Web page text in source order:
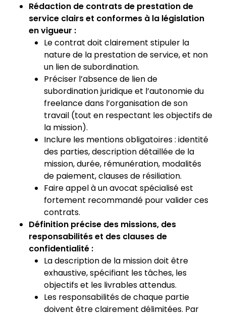
Rédaction de contrats de prestation de
service clairs et conformes à la législation
en vigueur :
Le contrat doit clairement stipuler la
nature de la prestation de service, et non
un lien de subordination.
Préciser l’absence de lien de
subordination juridique et l’autonomie du
freelance dans l’organisation de son
travail (tout en respectant les objectifs de
la mission).
Inclure les mentions obligatoires : identité
des parties, description détaillée de la
mission, durée, rémunération, modalités
de paiement, clauses de résiliation.
Faire appel à un avocat spécialisé est
fortement recommandé pour valider ces
contrats.
Définition précise des missions, des
responsabilités et des clauses de
confidentialité :
La description de la mission doit être
exhaustive, spécifiant les tâches, les
objectifs et les livrables attendus.
Les responsabilités de chaque partie
doivent être clairement délimitées. Par